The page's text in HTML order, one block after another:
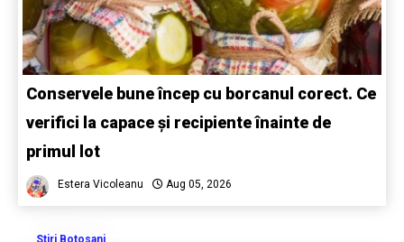
Conservele bune încep cu borcanul corect. Ce
verifici la capace și recipiente înainte de
primul lot
Estera Vicoleanu Aug 05, 2026
Stiri Botosani